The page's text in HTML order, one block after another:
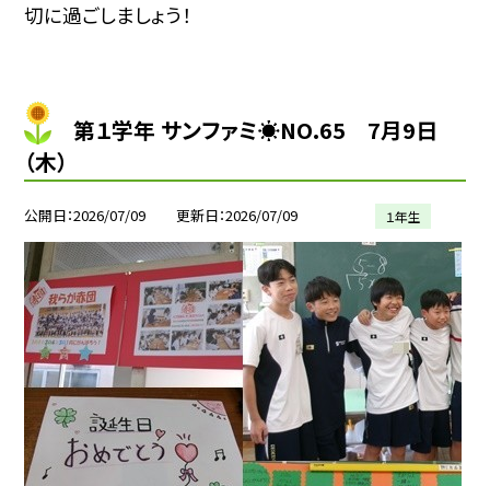
切に過ごしましょう！
第１学年 サンファミ☀NO.65 7月9日
（木）
公開日 2026/07/09 更新日 2026/07/09 １年生